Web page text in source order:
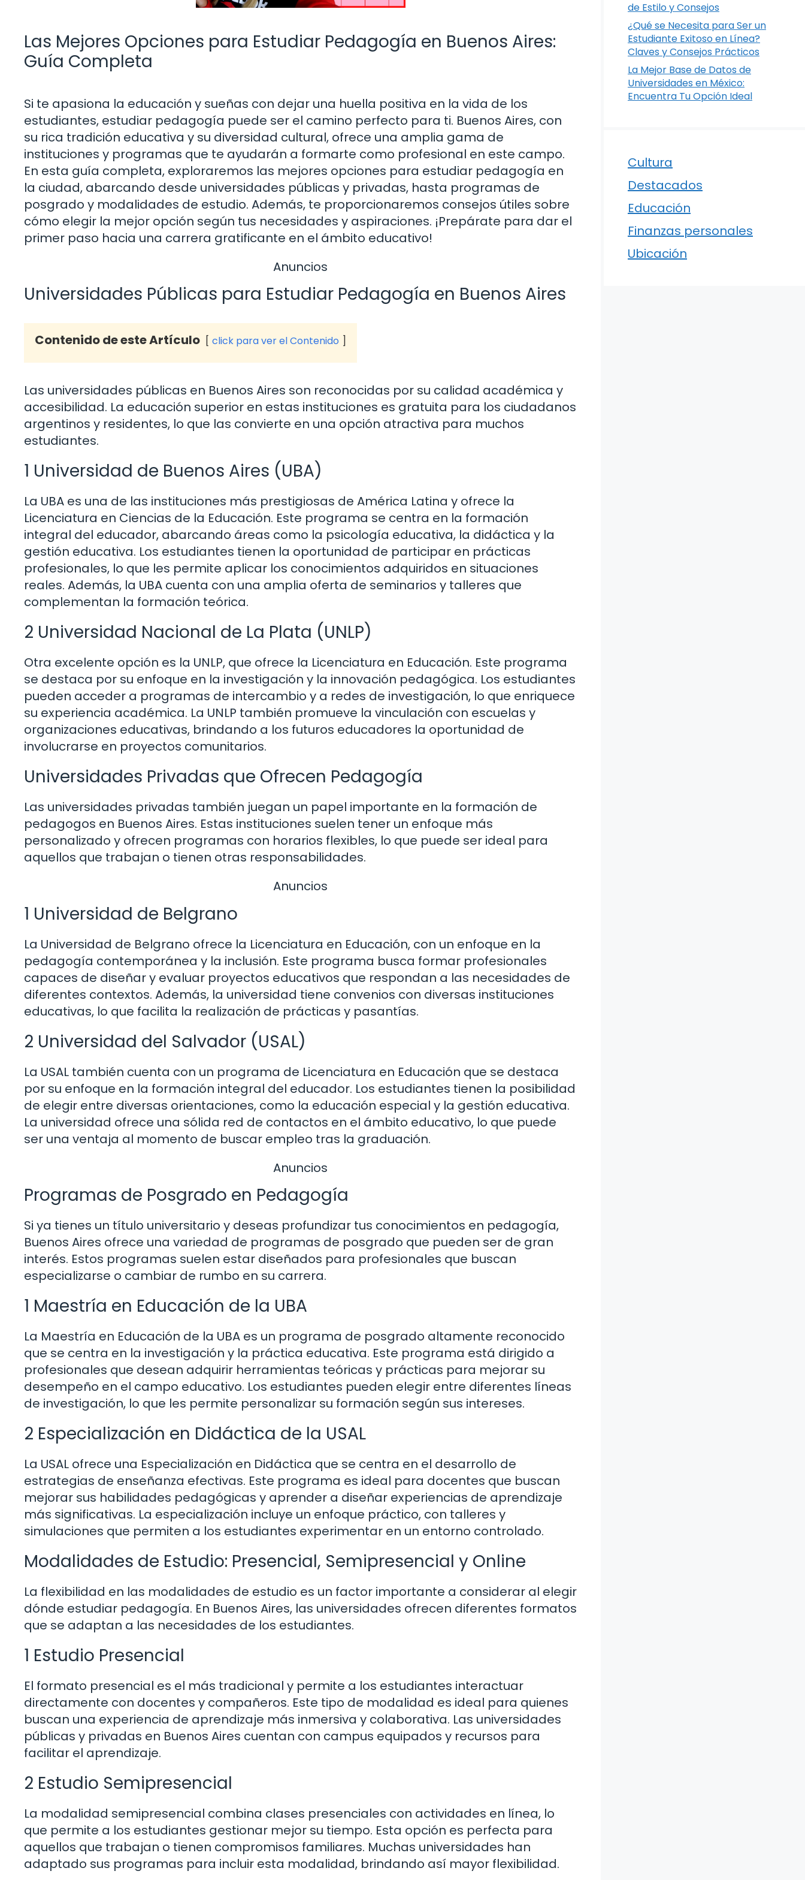
Las Mejores Opciones para Estudiar Pedagogía en Buenos Aires:
Guía Completa
Si te apasiona la educación y sueñas con dejar una huella positiva en la vida de los
estudiantes, estudiar pedagogía puede ser el camino perfecto para ti. Buenos Aires, con
su rica tradición educativa y su diversidad cultural, ofrece una amplia gama de
instituciones y programas que te ayudarán a formarte como profesional en este campo.
En esta guía completa, exploraremos las mejores opciones para estudiar pedagogía en
la ciudad, abarcando desde universidades públicas y privadas, hasta programas de
posgrado y modalidades de estudio. Además, te proporcionaremos consejos útiles sobre
cómo elegir la mejor opción según tus necesidades y aspiraciones. ¡Prepárate para dar el
primer paso hacia una carrera gratificante en el ámbito educativo!
Anuncios
Universidades Públicas para Estudiar Pedagogía en Buenos Aires
Contenido de este Artículo click para ver el Contenido
Las universidades públicas en Buenos Aires son reconocidas por su calidad académica y
accesibilidad. La educación superior en estas instituciones es gratuita para los ciudadanos
argentinos y residentes, lo que las convierte en una opción atractiva para muchos
estudiantes.
1 Universidad de Buenos Aires (UBA)
La UBA es una de las instituciones más prestigiosas de América Latina y ofrece la
Licenciatura en Ciencias de la Educación. Este programa se centra en la formación
integral del educador, abarcando áreas como la psicología educativa, la didáctica y la
gestión educativa. Los estudiantes tienen la oportunidad de participar en prácticas
profesionales, lo que les permite aplicar los conocimientos adquiridos en situaciones
reales. Además, la UBA cuenta con una amplia oferta de seminarios y talleres que
complementan la formación teórica.
2 Universidad Nacional de La Plata (UNLP)
Otra excelente opción es la UNLP, que ofrece la Licenciatura en Educación. Este programa
se destaca por su enfoque en la investigación y la innovación pedagógica. Los estudiantes
pueden acceder a programas de intercambio y a redes de investigación, lo que enriquece
su experiencia académica. La UNLP también promueve la vinculación con escuelas y
organizaciones educativas, brindando a los futuros educadores la oportunidad de
involucrarse en proyectos comunitarios.
Universidades Privadas que Ofrecen Pedagogía
Las universidades privadas también juegan un papel importante en la formación de
pedagogos en Buenos Aires. Estas instituciones suelen tener un enfoque más
personalizado y ofrecen programas con horarios flexibles, lo que puede ser ideal para
aquellos que trabajan o tienen otras responsabilidades.
Anuncios
1 Universidad de Belgrano
La Universidad de Belgrano ofrece la Licenciatura en Educación, con un enfoque en la
pedagogía contemporánea y la inclusión. Este programa busca formar profesionales
capaces de diseñar y evaluar proyectos educativos que respondan a las necesidades de
diferentes contextos. Además, la universidad tiene convenios con diversas instituciones
educativas, lo que facilita la realización de prácticas y pasantías.
2 Universidad del Salvador (USAL)
La USAL también cuenta con un programa de Licenciatura en Educación que se destaca
por su enfoque en la formación integral del educador. Los estudiantes tienen la posibilidad
de elegir entre diversas orientaciones, como la educación especial y la gestión educativa.
La universidad ofrece una sólida red de contactos en el ámbito educativo, lo que puede
ser una ventaja al momento de buscar empleo tras la graduación.
Anuncios
Programas de Posgrado en Pedagogía
Si ya tienes un título universitario y deseas profundizar tus conocimientos en pedagogía,
Buenos Aires ofrece una variedad de programas de posgrado que pueden ser de gran
interés. Estos programas suelen estar diseñados para profesionales que buscan
especializarse o cambiar de rumbo en su carrera.
1 Maestría en Educación de la UBA
La Maestría en Educación de la UBA es un programa de posgrado altamente reconocido
que se centra en la investigación y la práctica educativa. Este programa está dirigido a
profesionales que desean adquirir herramientas teóricas y prácticas para mejorar su
desempeño en el campo educativo. Los estudiantes pueden elegir entre diferentes líneas
de investigación, lo que les permite personalizar su formación según sus intereses.
2 Especialización en Didáctica de la USAL
La USAL ofrece una Especialización en Didáctica que se centra en el desarrollo de
estrategias de enseñanza efectivas. Este programa es ideal para docentes que buscan
mejorar sus habilidades pedagógicas y aprender a diseñar experiencias de aprendizaje
más significativas. La especialización incluye un enfoque práctico, con talleres y
simulaciones que permiten a los estudiantes experimentar en un entorno controlado.
Modalidades de Estudio: Presencial, Semipresencial y Online
La flexibilidad en las modalidades de estudio es un factor importante a considerar al elegir
dónde estudiar pedagogía. En Buenos Aires, las universidades ofrecen diferentes formatos
que se adaptan a las necesidades de los estudiantes.
1 Estudio Presencial
El formato presencial es el más tradicional y permite a los estudiantes interactuar
directamente con docentes y compañeros. Este tipo de modalidad es ideal para quienes
buscan una experiencia de aprendizaje más inmersiva y colaborativa. Las universidades
públicas y privadas en Buenos Aires cuentan con campus equipados y recursos para
facilitar el aprendizaje.
2 Estudio Semipresencial
La modalidad semipresencial combina clases presenciales con actividades en línea, lo
que permite a los estudiantes gestionar mejor su tiempo. Esta opción es perfecta para
aquellos que trabajan o tienen compromisos familiares. Muchas universidades han
adaptado sus programas para incluir esta modalidad, brindando así mayor flexibilidad.
de Estilo y Consejos
¿Qué se Necesita para Ser un
Estudiante Exitoso en Línea?
Claves y Consejos Prácticos
La Mejor Base de Datos de
Universidades en México:
Encuentra Tu Opción Ideal
Cultura
Destacados
Educación
Finanzas personales
Ubicación